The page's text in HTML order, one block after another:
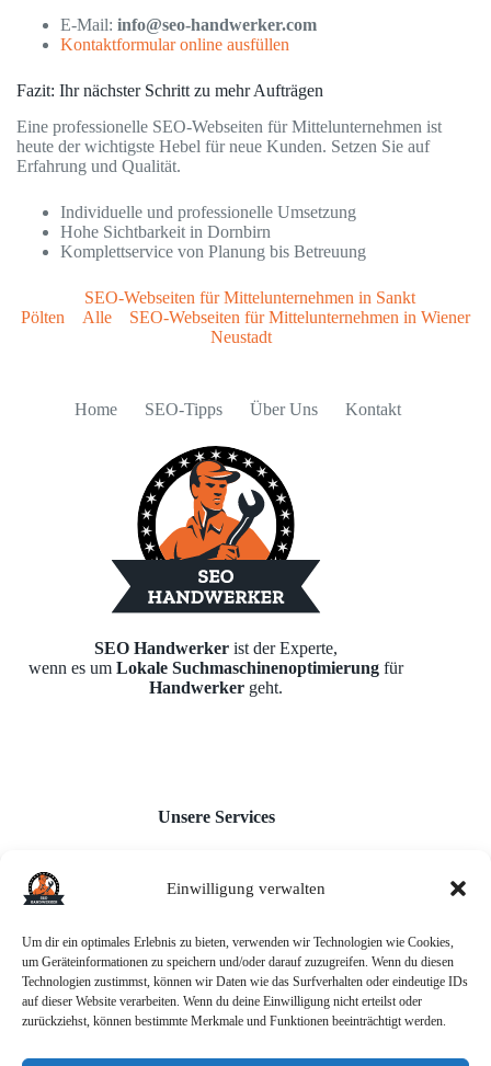
Einwilligung verwalten
Um dir ein optimales Erlebnis zu bieten, verwenden wir Technologien wie Cookies,
um Geräteinformationen zu speichern und/oder darauf zuzugreifen. Wenn du diesen
Technologien zustimmst, können wir Daten wie das Surfverhalten oder eindeutige IDs
auf dieser Website verarbeiten. Wenn du deine Einwilligung nicht erteilst oder
zurückziehst, können bestimmte Merkmale und Funktionen beeinträchtigt werden.
E-Mail: info@seo-handwerker.com
Kontaktformular online ausfüllen
Fazit: Ihr nächster Schritt zu mehr Aufträgen
Eine professionelle SEO-Webseiten für Mittelunternehmen ist
heute der wichtigste Hebel für neue Kunden. Setzen Sie auf
Erfahrung und Qualität.
Individuelle und professionelle Umsetzung
Hohe Sichtbarkeit in Dornbirn
Komplettservice von Planung bis Betreuung
SEO-Webseiten für Mittelunternehmen in Sankt
Pölten
Alle
SEO-Webseiten für Mittelunternehmen in Wiener
Neustadt
Home SEO-Tipps Über Uns Kontakt
SEO Handwerker ist der Experte,
wenn es umLokale Suchmaschinenoptimierung für
Handwerker geht.
Unsere Services
Webseiten für Handwerker
Google Unternehmensprofil
Backlink-Aufbau
AI-Chatbot